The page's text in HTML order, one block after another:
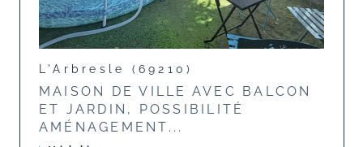
L'Arbresle (69210)
MAISON DE VILLE AVEC BALCON
ET JARDIN, POSSIBILITÉ
AMÉNAGEMENT...